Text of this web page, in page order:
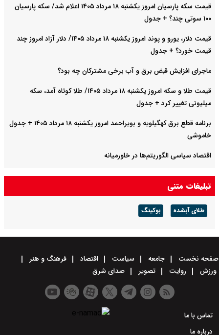
قیمت سکه پارسیان امروز یکشنبه ۱۸ مرداد ۱۴۰۵ اعلام شد/ سکه پارسیان
۱۰۰ سوتی چند؟ + جدول
قیمت دلار، یورو و پوند امروز یکشنبه ۱۸ مرداد ۱۴۰۵/ دلار آزاد امروز چند
قیمت خورد؟ + جدول
ماجرای افزایش قبض برق و آب برخی مشترکان چه بود؟
قیمت طلا و سکه امروز یکشنبه ۱۸ مرداد ۱۴۰۵/ طلا کوتاه آمد، سکه
میلیونی تغییر کرد + جدول
برنامه قطع برق کهگیلویه و بویراحمد امروز یکشنبه ۱۸ مرداد ۱۴۰۵ + جدول
خاموشی
اقتصاد سیاسی الگوریتم‌ها در خاورمیانه
سهم ایران از نفت و گاز خزر چقدر است؟
تبلیغات متنی
طلای آبشده بوکینگ
صفحه نخست جامعه سیاست اقتصاد
فرهنگ و هنر
ورزش
روایت تصویر صدای شرق
تماس با ما
درباره ما